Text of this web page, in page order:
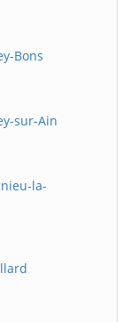
Bons
sur-Ain
la-